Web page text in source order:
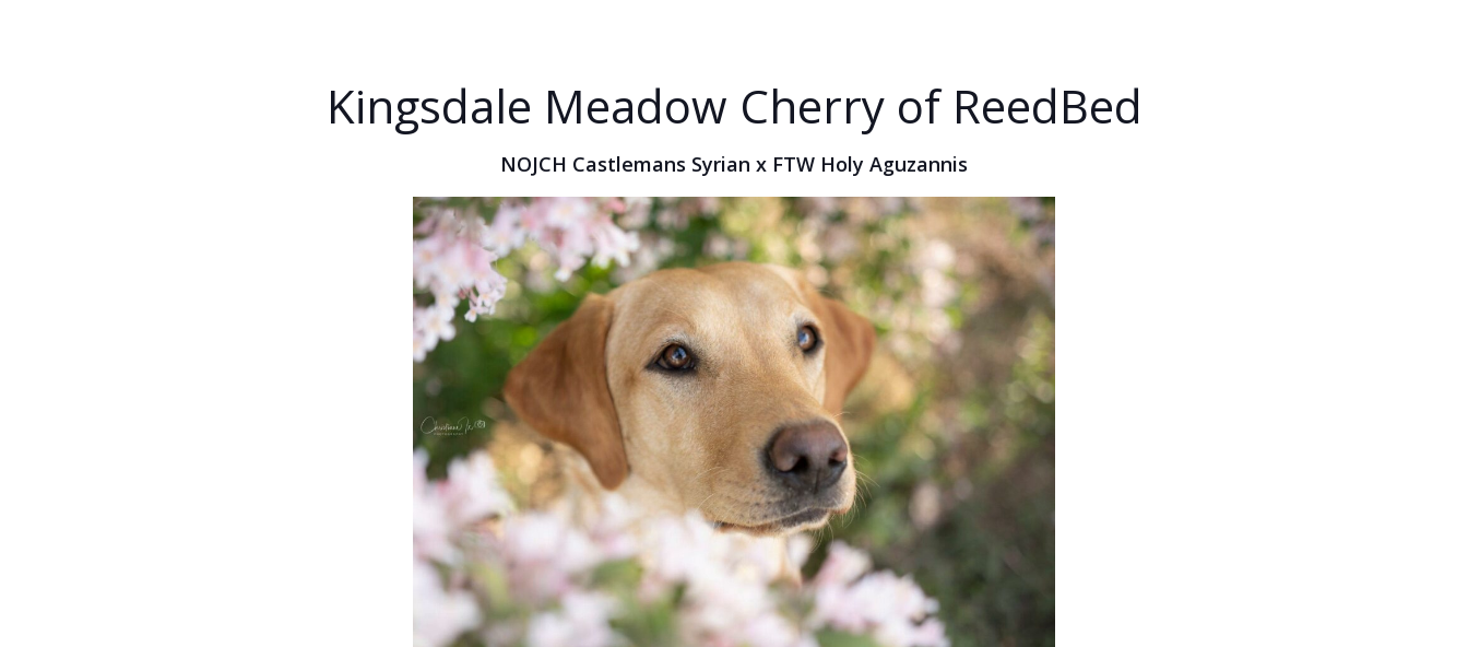
Kingsdale Meadow Cherry of ReedBed
NOJCH Castlemans Syrian x FTW Holy Aguzannis